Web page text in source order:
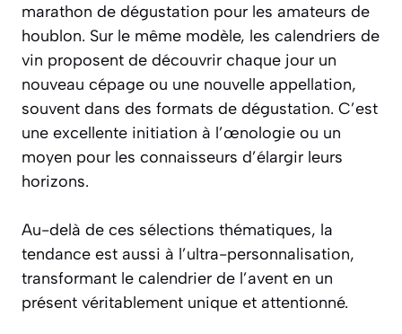
marathon de dégustation pour les amateurs de
houblon. Sur le même modèle, les calendriers de
vin proposent de découvrir chaque jour un
nouveau cépage ou une nouvelle appellation,
souvent dans des formats de dégustation. C’est
une excellente initiation à l’œnologie ou un
moyen pour les connaisseurs d’élargir leurs
horizons.
Au-delà de ces sélections thématiques, la
tendance est aussi à l’ultra-personnalisation,
transformant le calendrier de l’avent en un
présent véritablement unique et attentionné.